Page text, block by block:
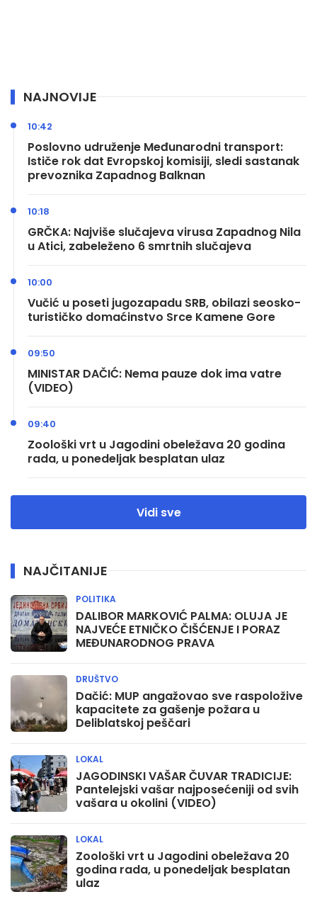
NAJNOVIJE
Poslovno udruženje Međunarodni transport:
Ističe rok dat Evropskoj komisiji, sledi sastanak
prevoznika Zapadnog Balknan
10:42
GRČKA: Najviše slučajeva virusa Zapadnog Nila
u Atici, zabeleženo 6 smrtnih slučajeva
10:18
Vučić u poseti jugozapadu SRB, obilazi seosko-
turističko domaćinstvo Srce Kamene Gore
10:00
MINISTAR DAČIĆ: Nema pauze dok ima vatre
(VIDEO)
09:50
Zoološki vrt u Jagodini obeležava 20 godina
rada, u ponedeljak besplatan ulaz
09:40
Vidi sve
NAJČITANIJE
DALIBOR MARKOVIĆ PALMA: OLUJA JE
NAJVEĆE ETNIČKO ČIŠĆENJE I PORAZ
MEĐUNARODNOG PRAVA
POLITIKA
Dačić: MUP angažovao sve raspoložive
kapacitete za gašenje požara u
Deliblatskoj peščari
DRUŠTVO
JAGODINSKI VAŠAR ČUVAR TRADICIJE:
Pantelejski vašar najposećeniji od svih
vašara u okolini (VIDEO)
LOKAL
Zoološki vrt u Jagodini obeležava 20
godina rada, u ponedeljak besplatan
ulaz
LOKAL